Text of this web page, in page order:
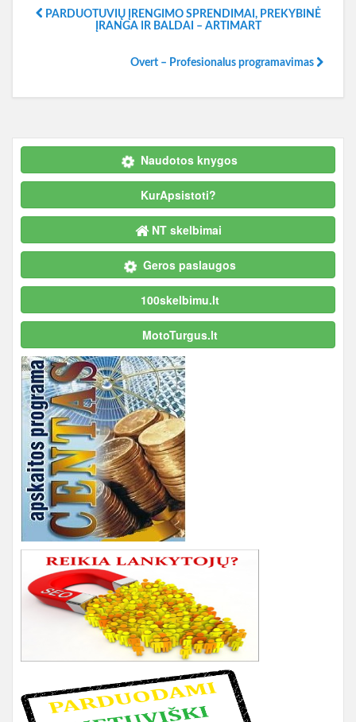
PARDUOTUVIŲ ĮRENGIMO SPRENDIMAI, PREKYBINĖ
ĮRANGA IR BALDAI – ARTIMART
Overt – Profesionalus programavimas
Naudotos knygos
KurApsistoti?
NT skelbimai
Geros paslaugos
100skelbimu.lt
MotoTurgus.lt